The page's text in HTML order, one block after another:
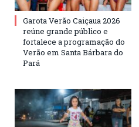
Garota Verão Caiçaua 2026
reúne grande público e
fortalece a programação do
Verão em Santa Bárbara do
Pará